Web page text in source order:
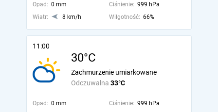
Opad: 0 mm Ciśnienie: 999 hPa
Wiatr:
8 km/h Wilgotność: 66%
11:00
30°C
Odczuwalna 33°C
Zachmurzenie umiarkowane
Opad: 0 mm Ciśnienie: 999 hPa